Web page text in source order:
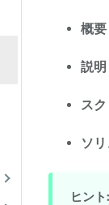
概要
説明
ス
ソ
ヒント: